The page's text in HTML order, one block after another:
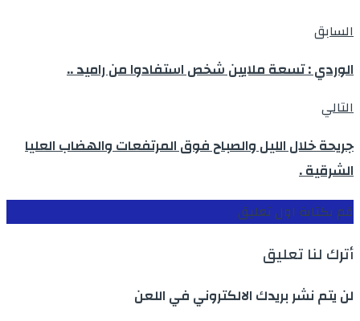
السابق
الوردي : تسعة ملايين شخص استفادوا من راميد ..
التالي
جريحة خلال الليل والصباح فوق المرتفعات والهضاب العليا
الشرقية .
قم بكتابة اول تعليق
أترك لنا تعليق
لن يتم نشر بريدك الالكتروني في اللعن